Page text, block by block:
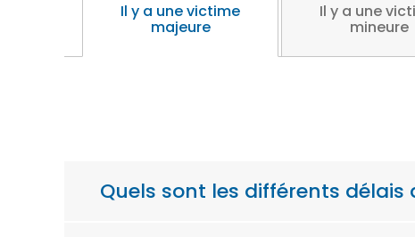
Il y a une victime
majeure
Il y a une
mineure
Quels sont les différents délais